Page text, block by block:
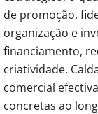
de promoção,
organização e
financiamento,
criatividade.
comercial
concretas ao